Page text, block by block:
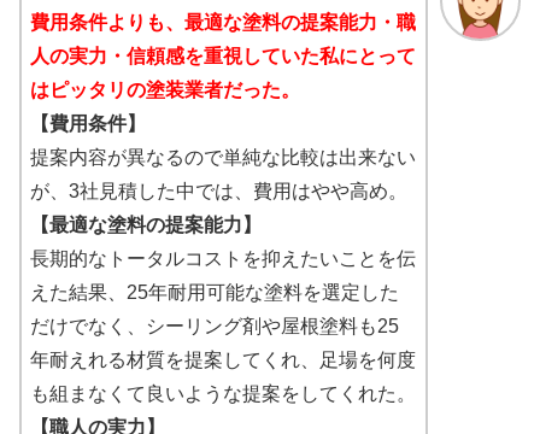
費用条件よりも、最適な塗料の提案能力・職
人の実力・信頼感を重視していた私にとって
はピッタリの塗装業者だった。
【費用条件】
提案内容が異なるので単純な比較は出来ない
が、3社見積した中では、費用はやや高め。
【最適な塗料の提案能力】
長期的なトータルコストを抑えたいことを伝
えた結果、25年耐用可能な塗料を選定した
だけでなく、シーリング剤や屋根塗料も25
年耐えれる材質を提案してくれ、足場を何度
も組まなくて良いような提案をしてくれた。
【職人の実力】